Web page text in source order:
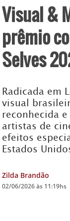
Visual &
prêmio
Selves
Radicada em
visual
reconhecida
artistas de
efeitos
Estados
Zilda Brandão
02/06/2026 às 11:19hs